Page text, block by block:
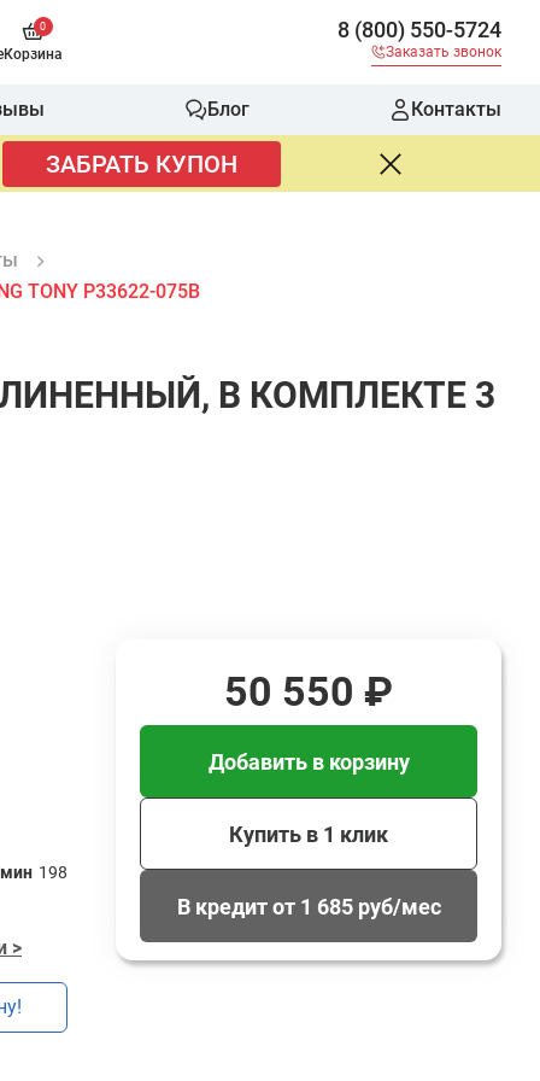
0
Корзина
8 (800) 550-5724
Заказать звонок
Блог Контакты
ЗАБРАТЬ КУПОН
P33622-075B
В КОМПЛЕКТЕ 3
мин 198
>
50 550 ₽
Добавить в корзину
Купить в 1 клик
В кредит от 1 685 руб/мес